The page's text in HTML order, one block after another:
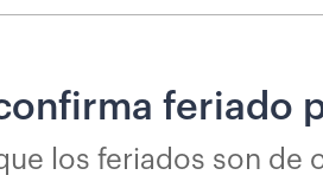
feriado
los feriados son